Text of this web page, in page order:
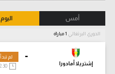
أمس اليوم
الدوري البرتغالي
-
إشتريلا أمادورا
لم تبدأ